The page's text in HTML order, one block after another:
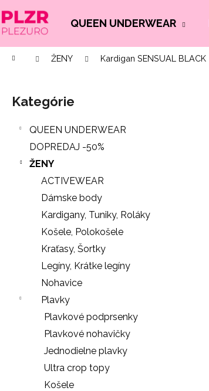
na
obsah
QUEEN UNDERWEAR
DomovŽENY Kardigan SENSUAL BLACK
Preskočiť
kategórie
Kategórie
QUEEN UNDERWEAR
DOPREDAJ -50%
ŽENY
ACTIVEWEAR
Dámske body
Kardigany, Tuniky, Roláky
Košele, Polokošele
Kraťasy, Šortky
Legíny, Krátke legíny
Nohavice
Plavky
Plavkové podprsenky
Plavkové nohavičky
Jednodielne plavky
Ultra crop topy
Košele
K
o
š
Späť
do
obchodu
Späť
do
obchodu
Č
p
e
á